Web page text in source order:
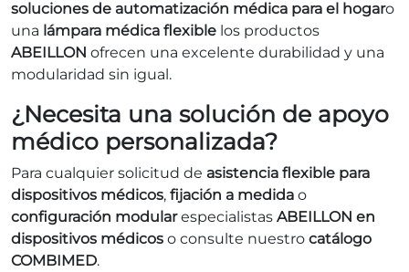
soluciones de automatización médica para el hogaro
una lámpara médica flexible los productos
ABEILLON ofrecen una excelente durabilidad y una
modularidad sin igual.
¿Necesita una solución de apoyo
médico personalizada?
Para cualquier solicitud de asistencia flexible para
dispositivos médicos, fijación a medida o
configuración modularespecialistas ABEILLON en
dispositivos médicos o consulte nuestro catálogo
COMBIMED.